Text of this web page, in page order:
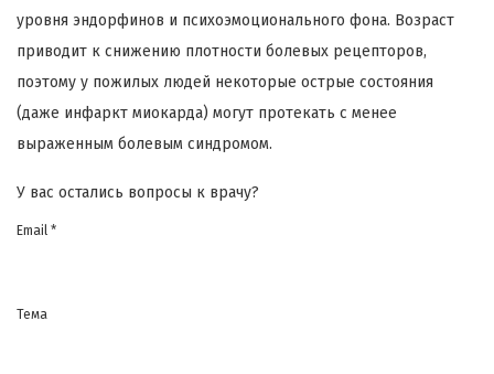
уровня эндорфинов и психоэмоционального фона. Возраст
приводит к снижению плотности болевых рецепторов,
поэтому у пожилых людей некоторые острые состояния
(даже инфаркт миокарда) могут протекать с менее
выраженным болевым синдромом.
У вас остались вопросы к врачу?
Email *
Тема